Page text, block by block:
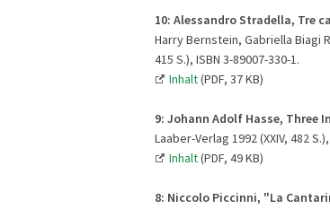
10: Alessandro Stradella, Tre
Harry Bernstein, Gabriella Biagi
415 S.), ISBN 3-89007-330-1.
Inhalt(PDF, 37 KB)
9: Johann Adolf Hasse, Three
Laaber-Verlag 1992 (XXIV, 482
Inhalt(PDF, 49 KB)
8: Niccolo Piccinni, "La